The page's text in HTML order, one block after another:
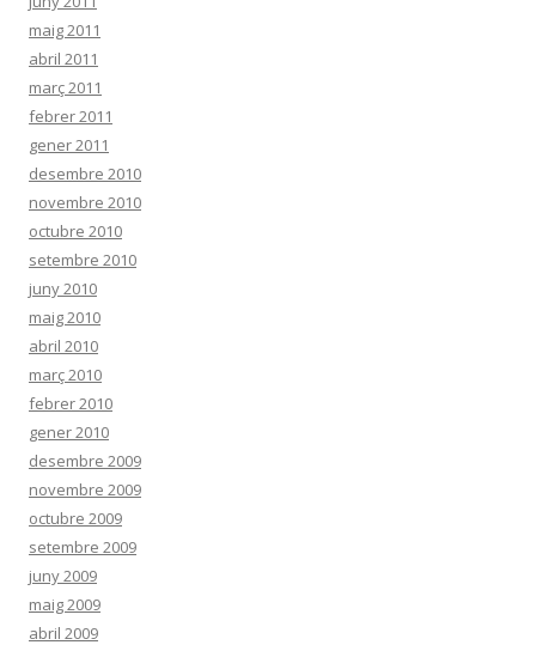
maig 2011
abril 2011
març 2011
febrer 2011
gener 2011
desembre 2010
novembre 2010
octubre 2010
setembre 2010
juny 2010
maig 2010
abril 2010
març 2010
febrer 2010
gener 2010
desembre 2009
novembre 2009
octubre 2009
setembre 2009
juny 2009
maig 2009
abril 2009